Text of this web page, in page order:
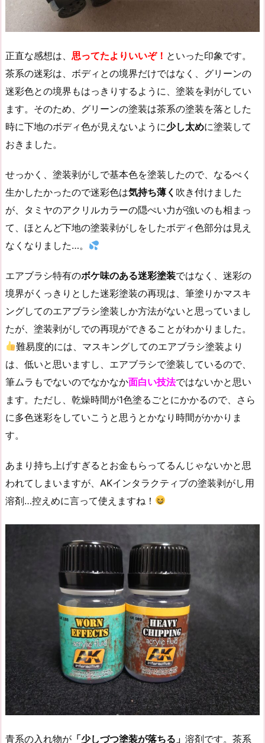
正直な感想は、 思ってたよりいいぞ！ といった印象です。
茶系の迷彩は、ボディとの境界だけではなく、グリーンの
迷彩色との境界もはっきりするように、塗装を剥がしてい
ます。そのため、グリーンの塗装は茶系の塗装を落とした
時に下地のボディ色が見えないように少し太めに塗装して
おきました。
せっかく、塗装剥がしで基本色を塗装したので、なるべく
生かしたかったので迷彩色は気持ち薄く 吹き付けました
が、タミヤのアクリルカラーの隠ぺい力が強いのも相まっ
て、ほとんど下地の塗装剥がしをしたボディ色部分は見え
なくなりました…。
エアブラシ特有のボケ味のある迷彩塗装ではなく、迷彩の
境界がくっきりとした迷彩塗装の再現は、筆塗りかマスキ
ングしてのエアブラシ塗装しか方法がないと思っていまし
たが、塗装剥がしでの再現ができることがわかりました。
難易度的には、マスキングしてのエアブラシ塗装より
は、低いと思いますし、エアブラシで塗装しているので、
筆ムラもでないのでなかなか面白い技法ではないかと思い
ます。ただし、乾燥時間が1色塗るごとにかかるので、さら
に多色迷彩をしていこうと思うとかなり時間がかかりま
す。
あまり持ち上げすぎるとお金もらってるんじゃないかと思
われてしまいますが、AKインタラクティブの塗装剥がし用
溶剤…控えめに言って使えますね！
青系の入れ物が 「少しづつ塗装が落ちる」 溶剤です。茶系